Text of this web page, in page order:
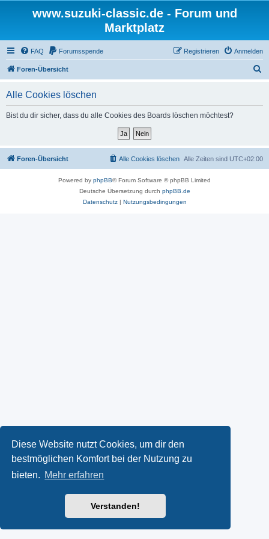
Diese Website nutzt Cookies, um dir den
bestmöglichen Komfort bei der Nutzung zu
bieten. Mehr erfahren
Verstanden!
www.suzuki-classic.de - Forum und
Marktplatz
FAQ Forumsspende Anmelden
Registrieren
Foren-Übersicht
Alle Cookies löschen
Bist du dir sicher, dass du alle Cookies des Boards löschen möchtest?
Foren-Übersicht Alle Zeiten sind UTC+02:00
Alle Cookies löschen
Powered by phpBB® Forum Software © phpBB Limited
Deutsche Übersetzung durch phpBB.de
Datenschutz| Nutzungsbedingungen